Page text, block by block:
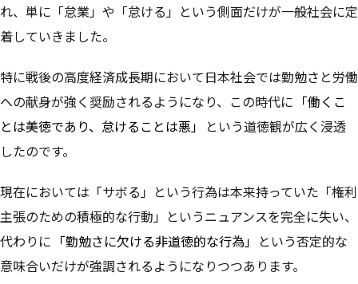
れ、単に「怠業」や「怠ける」という側面だけが一般社会に定
着していきました。
特に戦後の高度経済成長期において日本社会では勤勉さと労働
への献身が強く奨励されるようになり、この時代に 「働くこ
とは美徳であり、怠けることは悪」
という道徳観が広く浸透
したのです。
現在においては「サボる」という行為は本来持っていた「権利
主張のための積極的な行動」というニュアンスを完全に失い、
代わりに 「勤勉さに欠ける非道徳的な行為」 という否定的な
意味合いだけが強調されるようになりつつあります。